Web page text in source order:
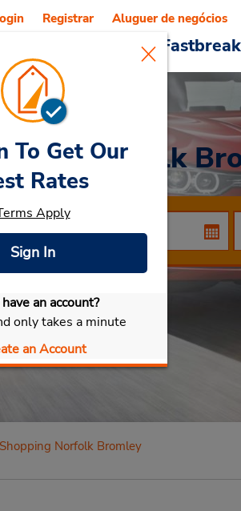
Veículos e serviços Fastbreak
Registrar Aluguer de negócios
Norfolk
meu carro
To Get Our
Rates
Apply
Sign In
an account?
only takes a minute
an Account
Shopping Norfolk Bromley